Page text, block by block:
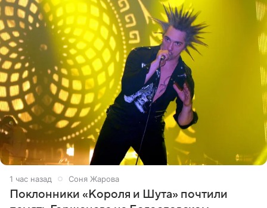
1 час назад Соня Жарова
Поклонники «Короля и Шута» почтили